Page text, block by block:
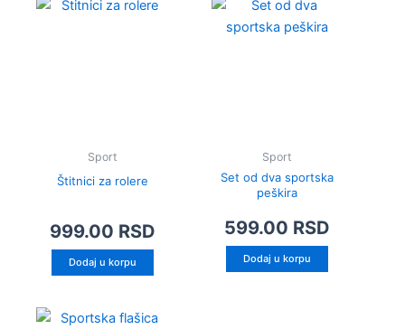
Sport
Štitnici za rolere
999.00 RSD
Dodaj u korpu
Sport
Set od dva sportska
peškira
599.00 RSD
Dodaj u korpu